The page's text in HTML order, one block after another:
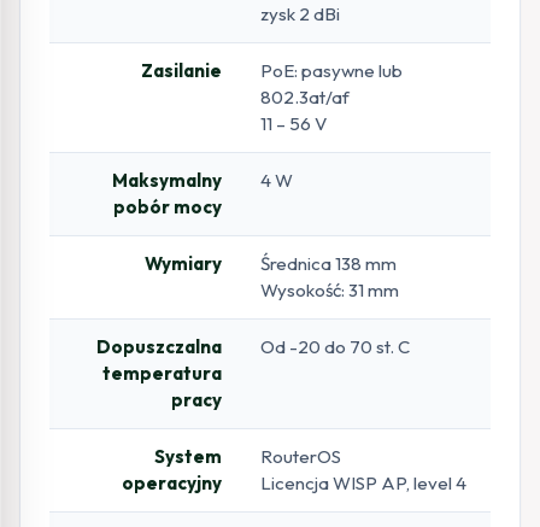
zysk 2 dBi
Zasilanie
PoE: pasywne lub
802.3at/af
11 – 56 V
Maksymalny
pobór mocy
4 W
Wymiary
Średnica 138 mm
Wysokość: 31 mm
Dopuszczalna
temperatura
pracy
Od -20 do 70 st. C
System
operacyjny
RouterOS
Licencja WISP AP, level 4